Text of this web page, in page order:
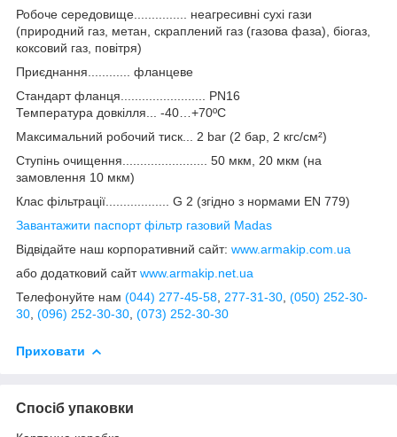
Робоче середовище............... неагресивні сухі гази
(природний газ, метан, скраплений газ (газова фаза), біогаз,
коксовий газ, повітря)
Приєднання............ фланцеве
Стандарт фланця........................ PN16
Температура довкілля... -40…+70ºС
Максимальний робочий тиск... 2 bar (2 бар, 2 кгс/см²)
Ступінь очищення........................ 50 мкм, 20 мкм (на
замовлення 10 мкм)
Клас фільтрації.................. G 2 (згідно з нормами EN 779)
Завантажити паспорт фільтр газовий Madas
Відвідайте наш корпоративний сайт: www.armakip.com.ua
або додатковий сайтwww.armakip.net.ua
Телефонуйте нам (044) 277-45-58 277-31-30 (050) 252-30-
30 (096) 252-30-30 (073) 252-30-30
Приховати
Спосіб упаковки